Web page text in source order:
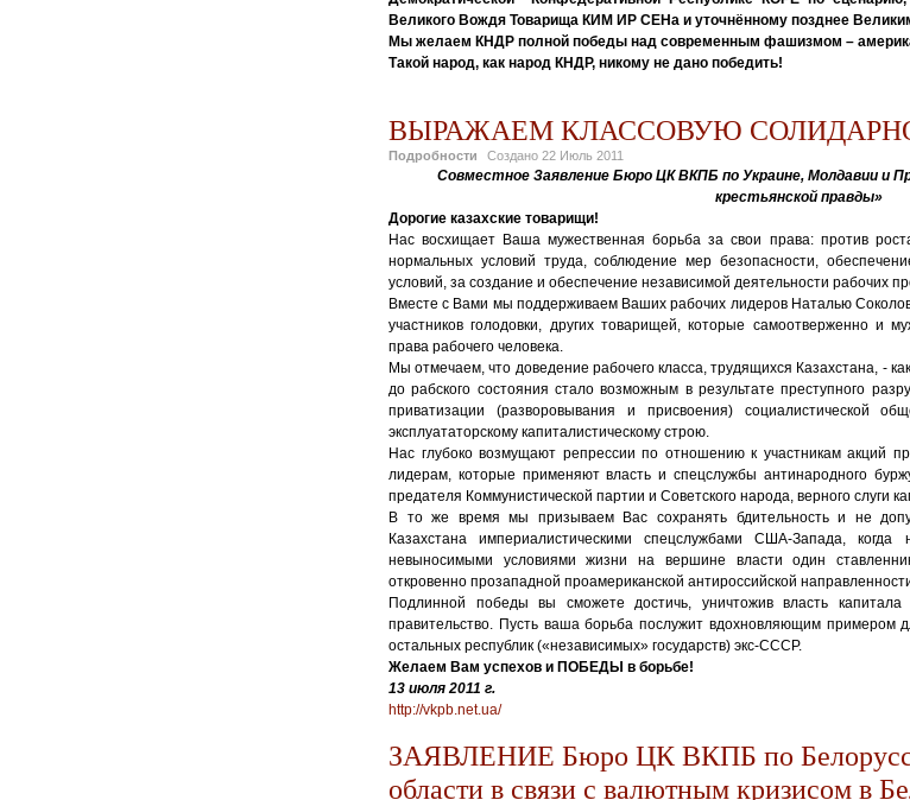
Великого Вождя Товарища КИМ ИР СЕНа и уточнённому позднее
Мы желаем КНДР полной победы над современным фашизмом –
Такой народ, как народ КНДР, никому не дано победить!
ВЫРАЖАЕМ КЛАССОВУЮ
Подробности Создано 22 Июль 2011
Совместное Заявление Бюро ЦК ВКПБ по Украине, Молдавии и
крестьянской правды»
Дорогие казахские товарищи!
Нас восхищает Ваша мужественная борьба за свои права: против
нормальных условий труда, соблюдение мер безопасности,
условий, за создание и обеспечение независимой деятельности рабочих
Вместе с Вами мы поддерживаем Ваших рабочих лидеров Наталью
участников голодовки, других товарищей, которые самоотверженно и
права рабочего человека.
Мы отмечаем, что доведение рабочего класса, трудящихся Казахстана, -
до рабского состояния стало возможным в результате преступного
приватизации (разворовывания и присвоения) социалистической
эксплуататорскому капиталистическому строю.
Нас глубоко возмущают репрессии по отношению к участникам акций
лидерам, которые применяют власть и спецслужбы антинародного
предателя Коммунистической партии и Советского народа, верного слуги
В то же время мы призываем Вас сохранять бдительность и не
Казахстана империалистическими спецслужбами США-Запада,
невыносимыми условиями жизни на вершине власти один
откровенно прозападной проамериканской антироссийской
Подлинной победы вы сможете достичь, уничтожив власть
правительство. Пусть ваша борьба послужит вдохновляющим примером
остальных республик («независимых» государств) экс-СССР.
Желаем Вам успехов и ПОБЕДЫ в борьбе!
13 июля 2011 г.
http://vkpb.net.ua/
ЗАЯВЛЕНИЕ Бюро ЦК ВКПБ по
области в связи с валютным кризисом в